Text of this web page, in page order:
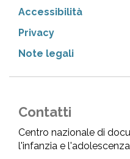
Accessibilità
Privacy
Note legali
Contatti
Centro nazionale di
l'infanzia e l'adolescenza